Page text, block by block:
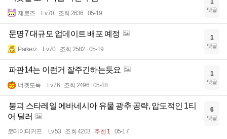
제로즈 Lv.70 조회 2636 05-19
1
댓글
문명7 대규모 업데이트 배포 예정
Parkerz Lv.70 조회 2582 05-19
1
댓글
파판14는 이런거 잘주긴하는듯요
너겟도둑 Lv.76 조회 2496 05-18
1
댓글
붕괴 스타레일 에바네시아 유물 광추 공략, 압도적인 1티
어 딜러
로테이터커프 Lv.53 조회 4203 추천 1 05-17
6
댓글